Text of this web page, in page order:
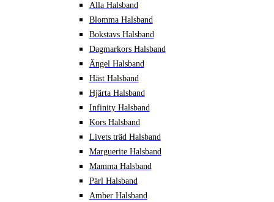
Alla Halsband
Blomma Halsband
Bokstavs Halsband
Dagmarkors Halsband
Ängel Halsband
Häst Halsband
Hjärta Halsband
Infinity Halsband
Kors Halsband
Livets träd Halsband
Marguerite Halsband
Mamma Halsband
Pärl Halsband
Amber Halsband